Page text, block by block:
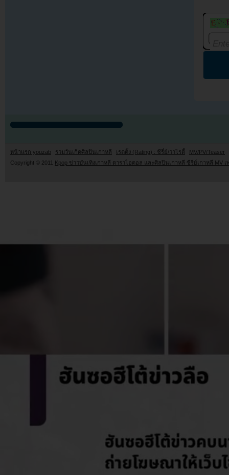
หน้าแรก youzab รวมวันเกิดศิลปินเกาหลี เรตติ้ง (Rating) : ซีรี่ย์/วาไรตี้
MV/PV/Teaser
Copyright © 2011 Kpop ข่าวบันเทิงเกาหลี ดาราไอดอล และศิลปินเกาหลี ซีรี่ย์เกาหลี MV